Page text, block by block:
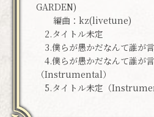
GARDEN)
編曲：kz(livetune)
2.タイトル未定
3.僕らが愚かだなんて誰が言
4.僕らが愚かだなんて誰が
（Instrumental）
5.タイトル未定（